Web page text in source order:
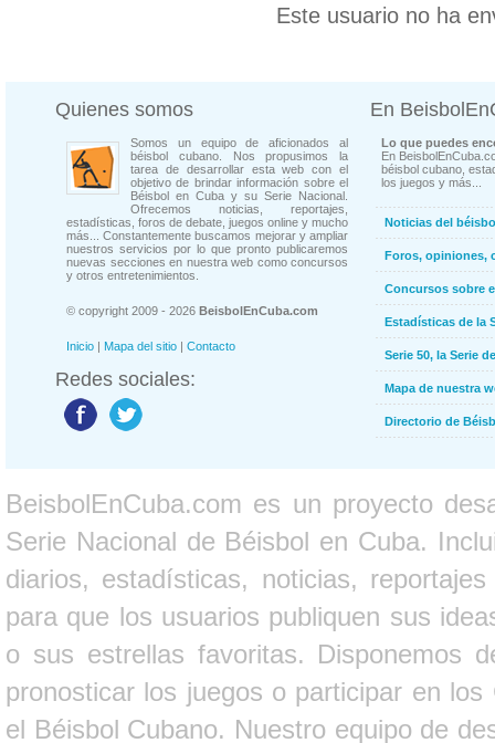
Este usuario no ha
Quienes somos
Somos un equipo de aficionados al
béisbol cubano. Nos propusimos la
tarea de desarrollar esta web con el
objetivo de brindar información sobre el
Béisbol en Cuba y su Serie Nacional.
Ofrecemos noticias, reportajes,
estadísticas, foros de debate, juegos online y mucho
más... Constantemente buscamos mejorar y ampliar
nuestros servicios por lo que pronto publicaremos
nuevas secciones en nuestra web como concursos
y otros entretenimientos.
© copyright 2009 - 2026 BeisbolEnCuba.com
Inicio | Mapa del sitio | Contacto
Redes sociales:
En
Lo que puedes
En
béisbol cubano,
los juegos y más...
Noticias del
Foros, opiniones,
Concursos sobre
Estadísticas de la
Serie 50, la Serie
Mapa de nuestra
Directorio de
BeisbolEnCuba.com es un proyecto
Serie Nacional de Béisbol en Cuba.
diarios, estadísticas, noticias,
para que los usuarios publiquen sus
o sus estrellas favoritas. Disponemos
pronosticar los juegos o participar en
el Béisbol Cubano. Nuestro equipo de